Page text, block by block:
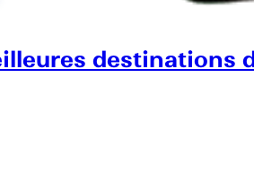
destinations